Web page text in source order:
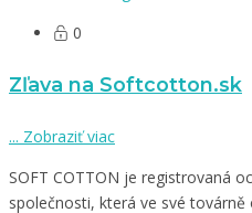
0
Zľava na Softcotton.sk
... Zobraziť viac
SOFT COTTON je registrovaná
společnosti, která ve své